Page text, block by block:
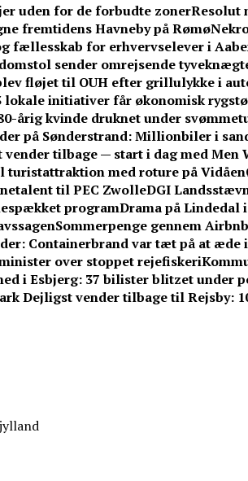
uden for de forbudte zonerResolut
fremtidens Havneby på Rømø
fællesskab for erhvervselever i
sender omrejsende
fløjet til OUH efter grillulykke i
lokale initiativer får økonomisk
årig kvinde druknet under
på Sønderstrand: Millionbiler i
tilbage — start i dag med Men
med roture på Vidåen
til PEC ZwolleDGI
programDrama på
Sommerpenge gennem
Containerbrand var tæt på at æde
over stoppet rejefiskeri
i Esbjerg: 37 bilister blitzet under
Dejligst vender tilbage til Rejsby: